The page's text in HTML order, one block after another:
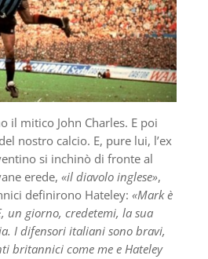
il mitico John Charles. E poi
nostro calcio. E, pure lui, l’ex
si inchinò di fronte al
erede, «il diavolo inglese»,
definirono Hateley: «Mark è
un giorno, credetemi, la sua
I difensori italiani sono bravi,
britannici come me e Hateley